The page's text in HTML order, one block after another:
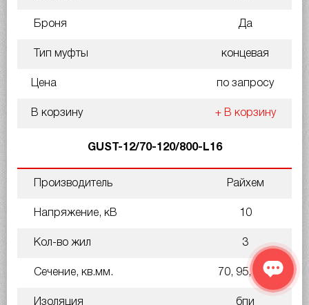
Броня Да
Тип муфты концевая
Цена по запросу
В корзину + В корзину
GUST-12/70-120/800-L16
Производитель Райхем
Напряжение, кВ 10
Кол-во жил 3
Сечение, кв.мм. 70, 95, 120
Изоляция бпи